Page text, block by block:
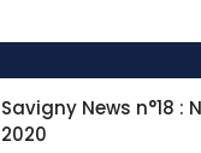
Savigny News n°18 :
2020